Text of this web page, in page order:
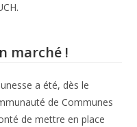
marché !
a été, dès le
de Communes
de mettre en place